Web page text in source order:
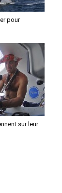
pour
sur leur